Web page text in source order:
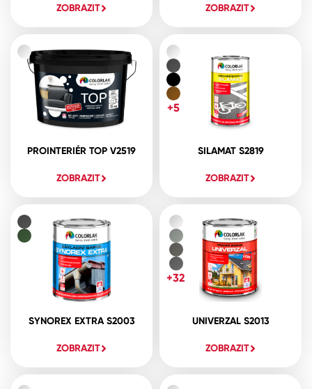
ZOBRAZIT ZOBRAZIT
PROINTERIÉR TOP V2519
ZOBRAZIT
SILAMAT S2819
ZOBRAZIT
+5
SYNOREX EXTRA S2003
ZOBRAZIT
UNIVERZAL S2013
ZOBRAZIT
+32